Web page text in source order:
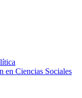
en Ciencias Sociales